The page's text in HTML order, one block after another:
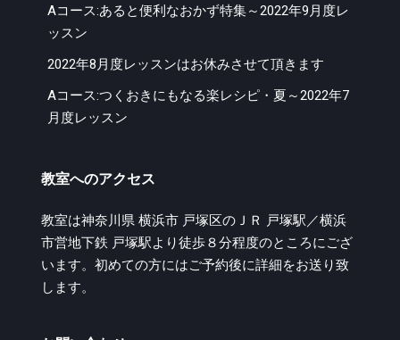
Aコース:あると便利なおかず特集～2022年9月度レ
ッスン
2022年8月度レッスンはお休みさせて頂きます
Aコース:つくおきにもなる楽レシピ・夏～2022年7
月度レッスン
教室へのアクセス
教室は神奈川県 横浜市 戸塚区のＪＲ 戸塚駅／横浜
市営地下鉄 戸塚駅より徒歩８分程度のところにござ
います。初めての方にはご予約後に詳細をお送り致
します。